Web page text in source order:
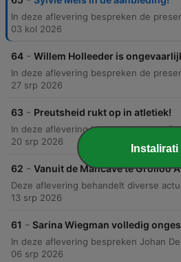
03 kol 2026
64 - Willem Holleeder is
27 srp 2026
63 - Preutsheid rukt op in atletiek!
20 srp 2026
62 - Vanuit de Mancave te Grolloo
13 srp 2026
61 - Sarina Wiegman volledig
06 srp 2026
Instalirati